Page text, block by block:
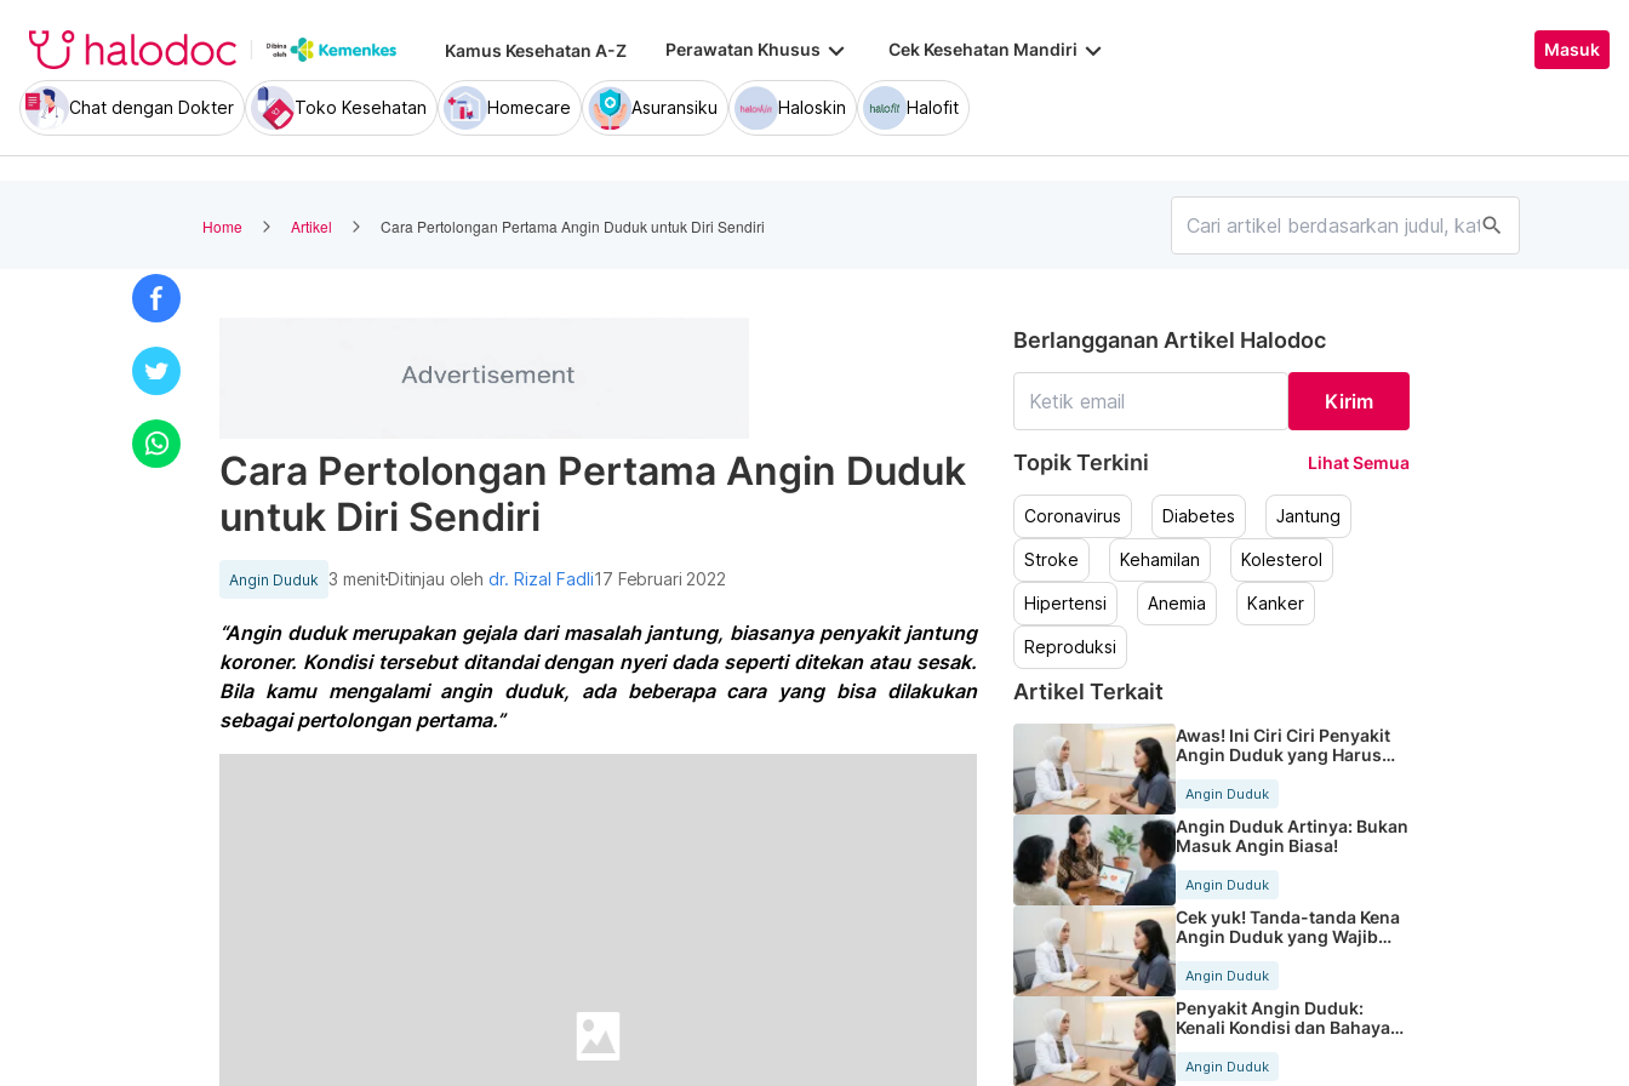
Kamus Kesehatan A-Z Perawatan Khusus keyboard_arrow_down Cek Kesehatan Mandiri keyboard_arrow_down Masuk
Chat dengan Dokter Toko Kesehatan Homecare Asuransiku Haloskin Halofit
Home Artikel Cara Pertolongan Pertama Angin Duduk untuk Diri Sendiri search
Cara Pertolongan Pertama Angin Duduk
untuk Diri Sendiri
Angin Duduk 3 menitDitinjau olehdr. Rizal Fadli17 Februari 2022
“Angin duduk merupakan gejala dari masalah jantung, biasanya penyakit jantung
koroner. Kondisi tersebut ditandai dengan nyeri dada seperti ditekan atau sesak.
Bila kamu mengalami angin duduk, ada beberapa cara yang bisa dilakukan
sebagai pertolongan pertama.”
Berlangganan Artikel Halodoc
Kirim
Topik Terkini Lihat Semua
Coronavirus Diabetes Jantung
Stroke Kehamilan Kolesterol
Hipertensi Anemia Kanker
Reproduksi
Artikel Terkait
Awas! Ini Ciri Ciri Penyakit
Angin Duduk yang Harus
Angin Duduk
Angin Duduk Artinya: Bukan
Masuk Angin Biasa!
Angin Duduk
Cek yuk! Tanda-tanda Kena
Angin Duduk yang Wajib
Angin Duduk
Penyakit Angin Duduk:
Kenali Kondisi dan Bahaya
Angin Duduk